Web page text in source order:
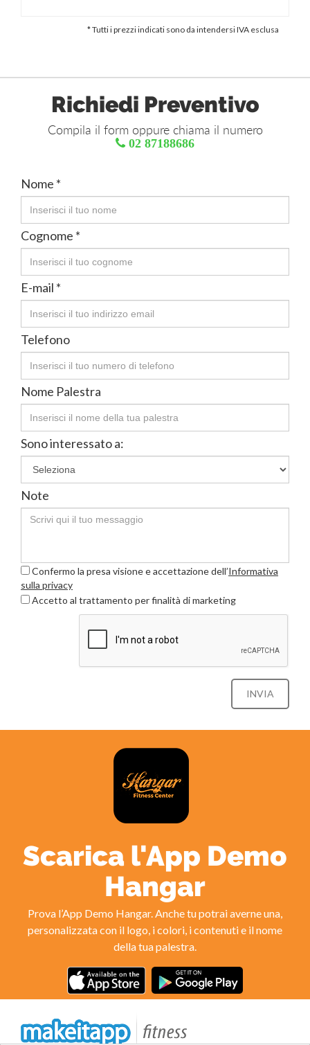
* Tutti i prezzi indicati sono da intendersi IVA esclusa
Richiedi Preventivo
Compila il form oppure chiama il numero
02 87188686
Nome *
Cognome *
E-mail *
Telefono
Nome Palestra
Sono interessato a:
Note
Confermo la presa visione e accettazione dell’Informativa
sulla privacy
Accetto al trattamento per finalità di marketing
INVIA
Scarica l'App Demo
Hangar
Prova l’App Demo Hangar. Anche tu potrai averne una,
personalizzata con il logo, i colori, i contenuti e il nome
della tua palestra.